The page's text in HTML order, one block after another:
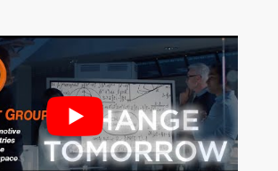
Máy In 3D SLA Công Nghiệp
Máy in 3D EOS
Máy in 3D nhựa PEEK EXT 220
MED | 3D SYSTEM
Máy In 3D FDM Để Bàn & Công
Nghiệp